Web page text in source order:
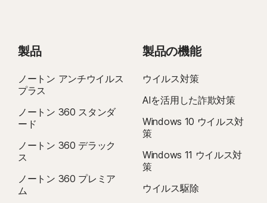
製品
ノートン アンチウイルス
プラス
ノートン 360 スタンダ
ード
ノートン 360 デラック
ス
ノートン 360 プレミア
ム
製品の機能
ウイルス対策
AIを活用した詐欺対策
Windows 10 ウイルス対
策
Windows 11 ウイルス対
策
ウイルス駆除